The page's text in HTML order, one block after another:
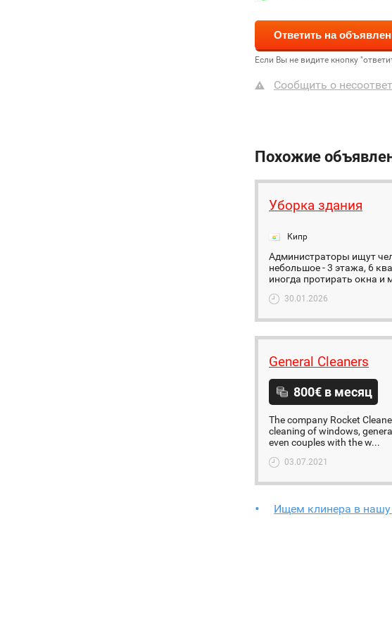
Если Вы не видите кнопку
Сообщить о
Похожие
Уборка здания
Кипр
Администраторы ищут
небольшое - 3 этажа, 6
иногда протирать окна и
30.01.2026
General Cleaners
800€ в месяц
The company Rocket
cleaning of windows,
even couples with the w...
03.07.2021
Ищем клинера в